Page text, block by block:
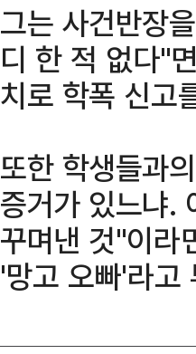
그는 사건반장
디 한 적 없다"
치로 학폭 신고
또한 학생들과
증거가 있느냐.
꾸며낸 것"이라
'망고 오빠'라고